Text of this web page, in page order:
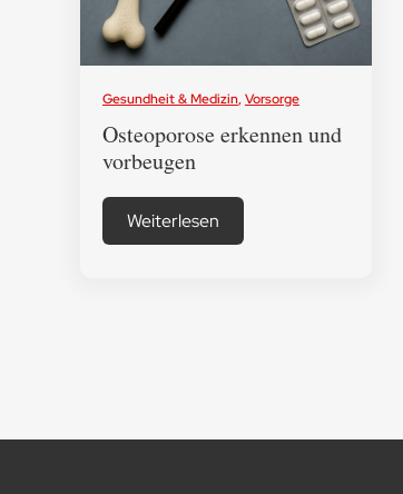
Gesundheit & Medizin,Vorsorge
Osteoporose erkennen und
vorbeugen
Weiterlesen